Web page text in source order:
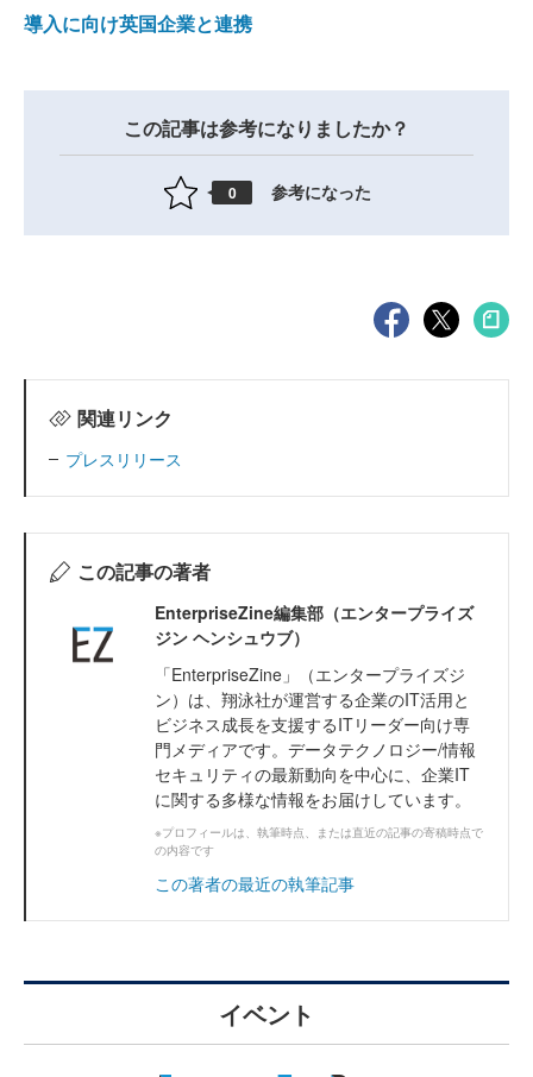
導入に向け英国企業と連携
この記事は参考になりましたか？
0 参考になった
関連リンク
プレスリリース
この記事の著者
EnterpriseZine編集部（エンタープライズ
ジン ヘンシュウブ）
「EnterpriseZine」（エンタープライズジ
ン）は、翔泳社が運営する企業のIT活用と
ビジネス成長を支援するITリーダー向け専
門メディアです。データテクノロジー/情報
セキュリティの最新動向を中心に、企業IT
に関する多様な情報をお届けしています。
※プロフィールは、執筆時点、または直近の記事の寄稿時点で
の内容です
この著者の最近の執筆記事
イベント